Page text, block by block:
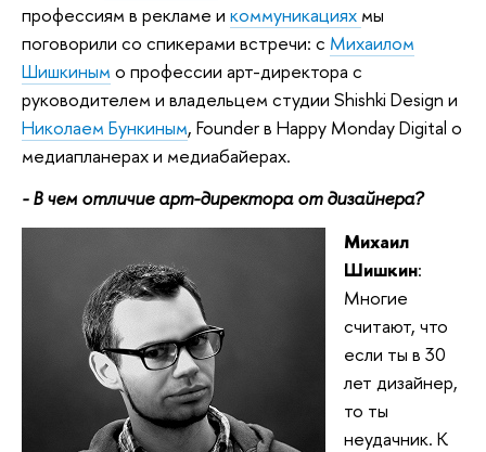
профессиям в рекламе и коммуникациях мы
поговорили со спикерами встречи: с Михаилом
Шишкиным о профессии арт-директора с
руководителем и владельцем студии Shishki Design и
Николаем Бункиным, Founder в Happy Monday Digital о
медиапланерах и медиабайерах.
- В чем отличие арт-директора от дизайнера?
Михаил
Шишкин:
Многие
считают, что
если ты в 30
лет дизайнер,
то ты
неудачник. К